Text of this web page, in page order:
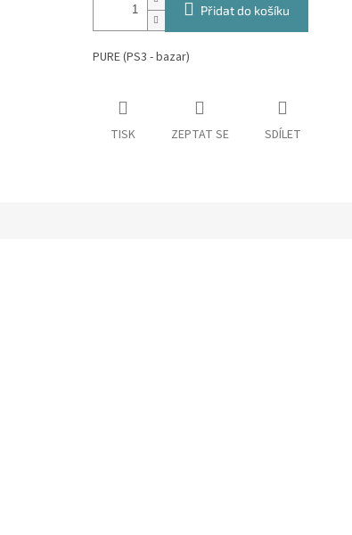
Přidat do košíku
PURE (PS3 - bazar)
TISK ZEPTAT SE SDÍLET